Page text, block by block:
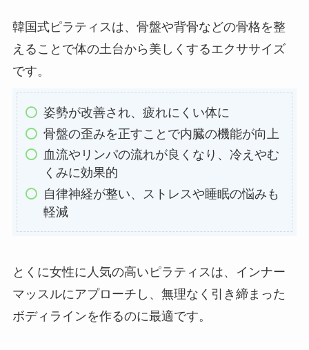
韓国式ピラティスは、骨盤や背骨などの骨格を整
えることで体の土台から美しくするエクササイズ
です。
姿勢が改善され、疲れにくい体に
骨盤の歪みを正すことで内臓の機能が向上
血流やリンパの流れが良くなり、冷えやむ
くみに効果的
自律神経が整い、ストレスや睡眠の悩みも
軽減
とくに女性に人気の高いピラティスは、インナー
マッスルにアプローチし、無理なく引き締まった
ボディラインを作るのに最適です。